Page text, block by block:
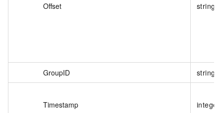
Offset string
GroupID string
Timestamp integer